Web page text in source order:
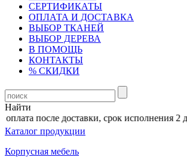
СЕРТИФИКАТЫ
ОПЛАТА И ДОСТАВКА
ВЫБОР ТКАНЕЙ
ВЫБОР ДЕРЕВА
В ПОМОЩЬ
КОНТАКТЫ
% СКИДКИ
Найти
после доставки, срок исполнения 2 дня
Каталог продукции
Корпусная мебель